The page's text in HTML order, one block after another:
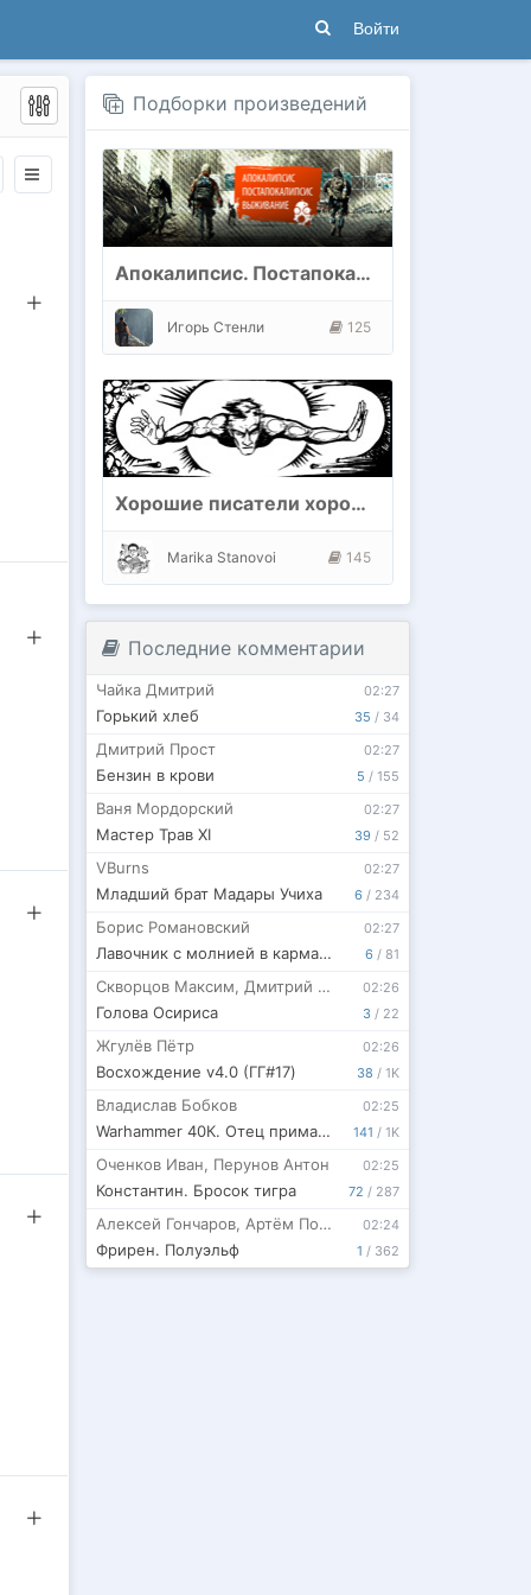
Войти
Подборки произведений
Апокалипсис. Постапокалипсис. Выживание
Игорь Стенли 125
Хорошие писатели хороших книг
Marika Stanovoi 145
Последние комментарии
35 / 34
02:27
Чайка Дмитрий
Горький хлеб
5 / 155
02:27
Дмитрий Прост
Бензин в крови
39 / 52
02:27
Ваня Мордорский
Мастер Трав XI
6 / 234
02:27
VBurns
Младший брат Мадары Учиха
6 / 81
02:27
Борис Романовский
Лавочник с молнией в кармане. Том 3
3 / 22
02:26
Скворцов Максим, Дмитрий Костеников
Голова Осириса
38 / 1K
02:26
Жгулёв Пётр
Восхождение v4.0 (ГГ#17)
141 / 1K
02:25
Владислав Бобков
Warhammer 40К. Отец примархов
72 / 287
02:25
Оченков Иван, Перунов Антон
Константин. Бросок тигра
1 / 362
02:24
Алексей Гончаров, Артём Полевой
Фрирен. Полуэльф